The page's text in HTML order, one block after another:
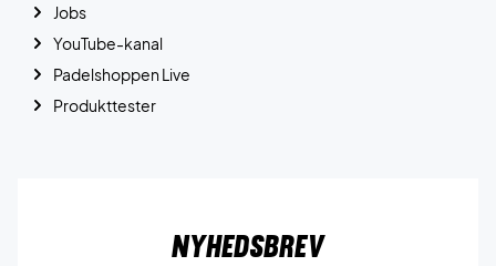
Jobs
YouTube-kanal
Padelshoppen Live
Produkttester
Nyhedsbrev